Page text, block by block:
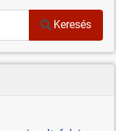
Keresés